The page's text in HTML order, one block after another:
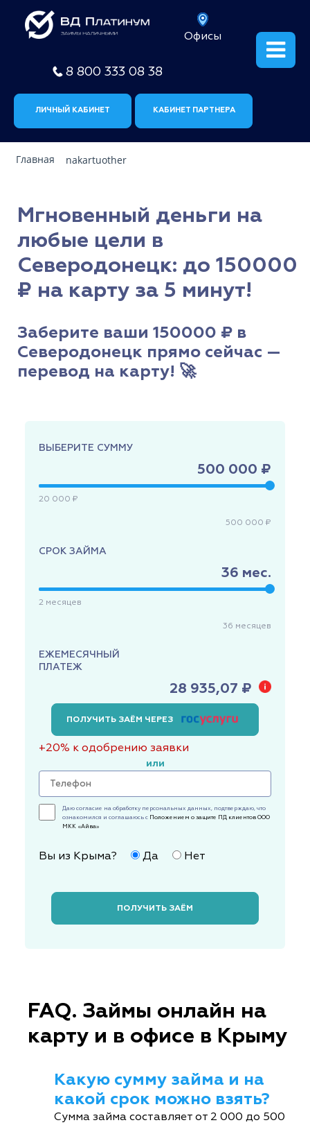
Офисы
8 800 333 08 38
ЛИЧНЫЙ КАБИНЕТ КАБИНЕТ ПАРТНЕРА
Главная nakartuother
Мгновенный деньги на
любые цели в
Северодонецк: до 150000
₽ на карту за 5 минут!
Заберите ваши 150000 ₽ в
Северодонецк прямо сейчас —
перевод на карту! 🚀
ВЫБЕРИТЕ СУММУ
500 000 ₽
20 000 ₽
500 000 ₽
СРОК ЗАЙМА
36 мес.
2 месяцев
36 месяцев
ЕЖЕМЕСЯЧНЫЙ
ПЛАТЕЖ
28 935,07 ₽
ПОЛУЧИТЬ ЗАЁМ ЧЕРЕЗ
+20% к одобрению заявки
или
Даю согласие на обработку персональных данных, подтверждаю, что
ознакомился и соглашаюсь с Положением о защите ПД клиентов ООО
МКК «Айва»
Вы из Крыма? Да Нет
ПОЛУЧИТЬ ЗАЁМ
FAQ. Займы онлайн на
карту и в офисе в Крыму
Какую сумму займа и на
какой срок можно взять?
Сумма займа составляет от 2 000 до 500